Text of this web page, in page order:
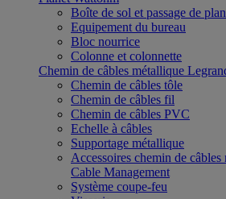
Boîte de sol et passage de
Equipement du bureau
Bloc nourrice
Colonne et colonnette
Chemin de câbles métallique
Chemin de câbles tôle
Chemin de câbles fil
Chemin de câbles PVC
Echelle à câbles
Supportage métallique
Accessoires chemin de
Cable Management
Système coupe-feu